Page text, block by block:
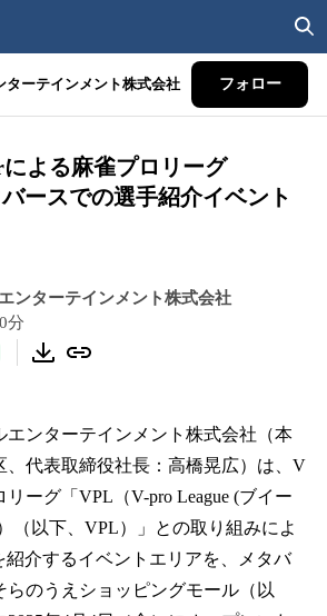
ターテインメント株式会社 フォロー
よる麻雀プロリーグ
バースでの選手紹介イベント
ンターテインメント株式会社
分
エンターテインメント株式会社（本
、代表取締役社長：高橋晃広）は、V
リーグ「VPL（V-pro League (ブイー
（以下、VPL）」との取り組みによ
紹介するイベントエリアを、メタバ
らのうえショッピングモール（以